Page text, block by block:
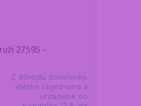
27595 –
Z dôvodu dovolenky,
všetko objednané a
uhradené do